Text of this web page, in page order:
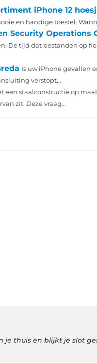
iPhone 12
en handige toestel.
Security Operations
tijd dat bestanden op
Is uw iPhone gevallen
verstopt...
een staalconstructie op
zit. Deze vraag...
je thuis en blijkt je slot